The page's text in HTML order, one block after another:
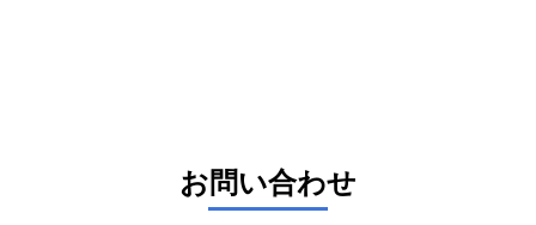
お問い合わせ